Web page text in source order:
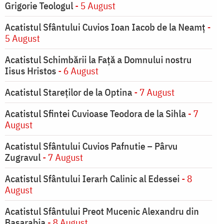
Grigorie Teologul- 5 August
Acatistul Sfântului Cuvios Ioan Iacob de la Neamț -
5 August
Acatistul Schimbării la Faţă a Domnului nostru
Iisus Hristos - 6 August
Acatistul Stareţilor de la Optina- 7 August
Acatistul Sfintei Cuvioase Teodora de la Sihla- 7
August
Acatistul Sfântului Cuvios Pafnutie – Pârvu
Zugravul- 7 August
Acatistul Sfântului Ierarh Calinic al Edessei - 8
August
Acatistul Sfântului Preot Mucenic Alexandru din